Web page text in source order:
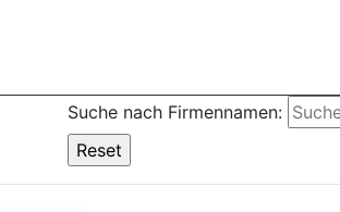
Suche nach Firmennamen: